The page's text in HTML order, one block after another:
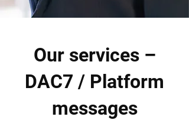
Our services –
DAC7 / Platform
messages